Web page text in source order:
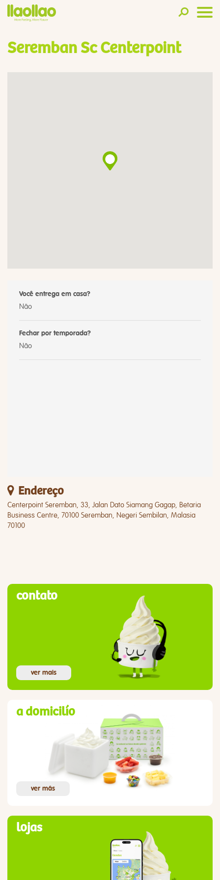
Seremban Sc Centerpoint
Você entrega em casa?
Não
Fechar por temporada?
Não
Endereço
Centerpoint Seremban, 33, Jalan Dato Siamang Gagap, Betaria
Business Centre, 70100 Seremban, Negeri Sembilan, Malasia
70100
contato
ver mais
a domicilío
ver más
lojas